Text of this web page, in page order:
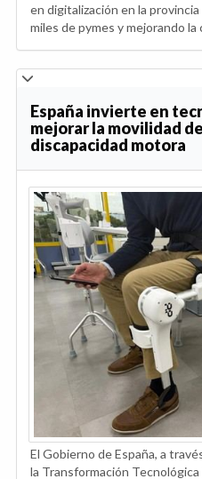
en digitalización en la
miles de pymes y mejorando
España invierte en
mejorar la movilidad
discapacidad motora
El Gobierno de España, a
la Transformación